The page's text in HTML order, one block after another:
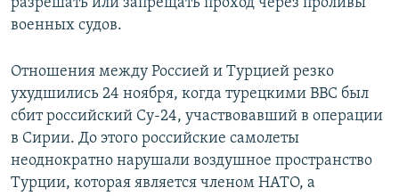
разрешать или запрещать проход через проливы
военных судов.
Отношения между Россией и Турцией резко
ухудшились 24 ноября, когда турецкими ВВС был
сбит российский Су-24, участвовавший в операции
в Сирии. До этого российские самолеты
неоднократно нарушали воздушное пространство
Турции, которая является членом НАТО, а